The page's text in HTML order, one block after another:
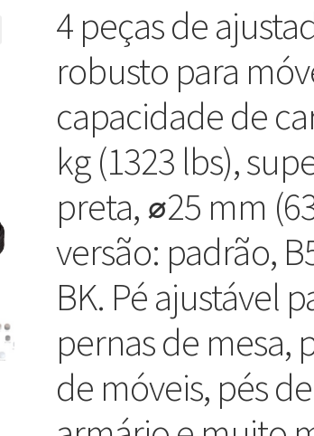
4 peças de
robusto para
capacidade de
kg (1323 lbs),
preta, ⌀25 mm
versão: padrão,
BK. Pé ajustável
pernas de mesa,
de móveis, pés de